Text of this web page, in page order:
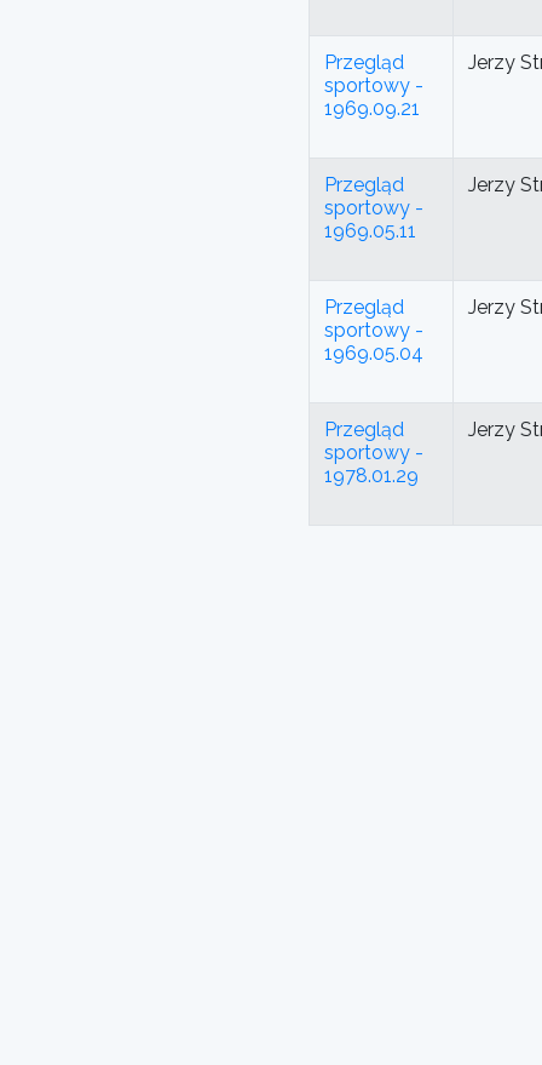
Przegląd
sportowy -
1969.09.21
Jerzy
Przegląd
sportowy -
1969.05.11
Jerzy
Przegląd
sportowy -
1969.05.04
Jerzy
Przegląd
sportowy -
1978.01.29
Jerzy